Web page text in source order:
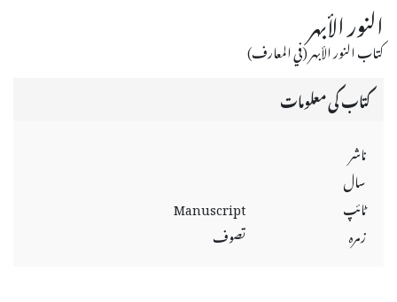
النور الأبهر
كتاب النور الأبهر (في المعارف)
کتاب کی معلومات
ناشر
سال
ٹائپ
Manuscript
زمرہ
تصوف